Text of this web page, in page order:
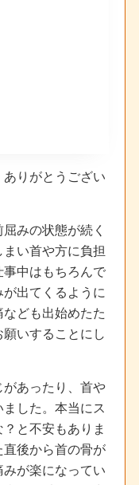
りがとうござい
みの状態が続く
い首や方に負担
中はもちろんで
出てくるように
ども出始めたた
いすることにし
あったり、首や
した。本当にス
と不安もありま
直後から首の骨が
が楽になってい